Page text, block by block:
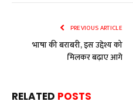
PREVIOUS ARTICLE
भाषा की बराबरी, इस उद्देश्य को
मिलकर बढ़ाए आगे
RELATED POSTS